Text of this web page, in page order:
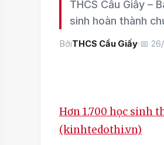
THCS Cầu Giấy –
sinh hoàn thành
BởiTHCS Cầu Giấy·📅
Hơn 1.700 học sinh
(kinhtedothi.vn)